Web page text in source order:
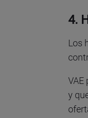
4.
Los
y